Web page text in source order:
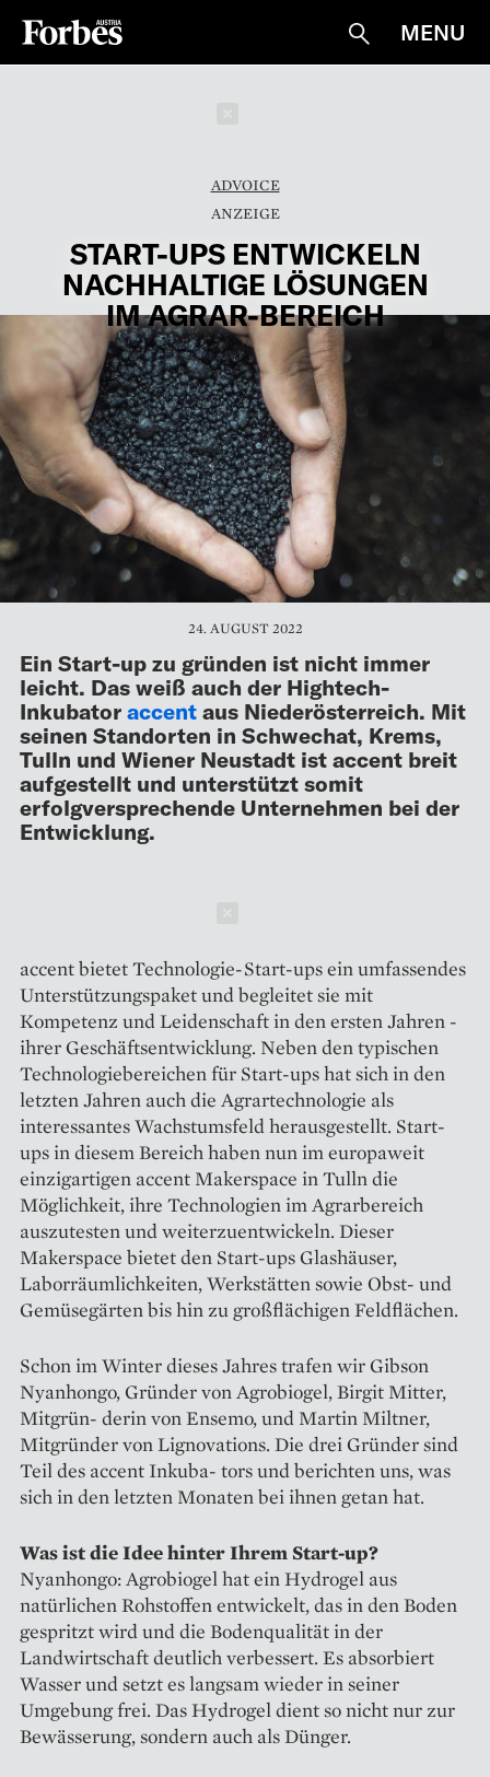
Suche
MENU
ADVOICE
START-UPS ENTWICKELN
NACHHALTIGE LÖSUNGEN
IM AGRAR-BEREICH
24. AUGUST 2022
Ein Start-up zu gründen ist nicht immer
leicht. Das weiß auch der Hightech-
Inkubator accent aus Niederösterreich. Mit
seinen Standorten in Schwechat, Krems,
Tulln und Wiener Neustadt ist accent breit
aufgestellt und unterstützt somit
erfolgversprechende Unternehmen bei der
Entwicklung.
accent bietet Technologie-Start-ups ein umfassendes
Unterstützungs­paket und begleitet sie mit
Kompetenz und Leidenschaft in den ersten Jahren ­
ihrer Geschäftsentwicklung. Neben den typischen
Technologiebereichen für Start-ups hat sich in den
letzten Jahren auch die Agrartechnologie als
interessantes Wachstumsfeld herausgestellt. Start-
ups in diesem Bereich haben nun im ­europaweit
einzigartigen accent Maker­space in Tulln die
Möglichkeit, ihre Technologien im Agrarbereich
auszutesten und weiterzuentwickeln. Dieser
Makerspace bietet den Start-ups Glashäuser,
Laborräumlichkeiten, Werkstätten sowie Obst- und
Gemüsegärten bis hin zu großflächigen Feldflächen.
Schon im Winter dieses Jahres trafen wir Gibson
Nyanhongo, Gründer von Agrobiogel, Birgit Mitter,
Mitgrün- derin von Ensemo, und Martin Miltner,
Mitgründer von Lignovations. Die drei Gründer sind
Teil des accent Inkuba- tors und berichten uns, was
sich in den letzten Monaten bei ihnen getan hat.
Was ist die Idee hinter Ihrem Start-up?
Nyanhongo: Agrobiogel hat ein Hydrogel aus
natürlichen ­Rohstoffen ent­wickelt, das in den Boden
gespritzt wird und die Bodenqualität in der
Landwirtschaft deutlich verbessert. Es absorbiert
Wasser und setzt es ­langsam wieder in seiner
Umgebung frei. Das Hydrogel dient so nicht nur zur
Be­wässerung, sondern auch als Dünger.